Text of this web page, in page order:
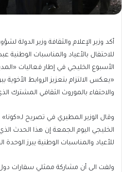
أكد وزير الإعلام والثقافة وزير الدولة
للاحتفال بالأعياد والمناسبات الوطنية
الأسبوع الخليجي في إطار فعاليات
«يعكس الالتزام بتعزيز الروابط
والاحتفاء بالموروث الثقافي المشترك
وقال الوزير المطيري في تصريح
الخليجي اليوم الجمعة إن هذا الحدث الذي
للأعياد والمناسبات الوطنية يبرز الوحدة
ولفت الى أن مشاركة ممثلي سفارات